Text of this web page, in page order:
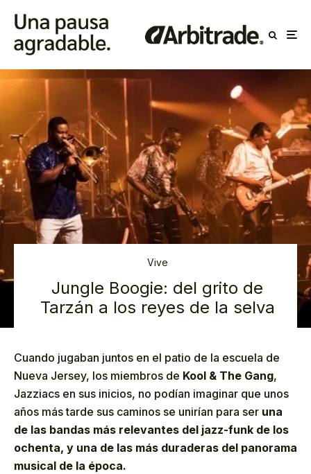
Vive
Jungle Boogie: del grito de
Tarzán a los reyes de la selva
Cuando jugaban juntos en el patio de la escuela de
Nueva Jersey, los miembros de Kool & The Gang,
Jazziacs en sus inicios, no podían imaginar que unos
años más tarde sus caminos se unirían para ser una
de las bandas más relevantes del jazz-funk de los
ochenta, y una de las más duraderas del panorama
musical de la época.